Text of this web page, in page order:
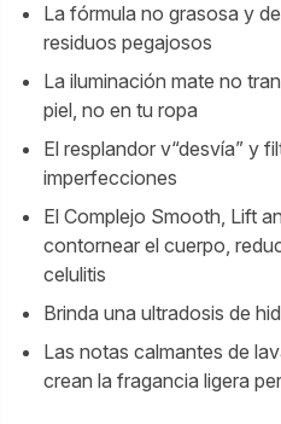
La fórmula no grasosa y
residuos pegajosos
La iluminación mate no
piel, no en tu ropa
El resplandor v“desvía” y
imperfecciones
El Complejo Smooth, Lift
contornear el cuerpo,
celulitis
Brinda una ultradosis de
Las notas calmantes de
crean la fragancia ligera